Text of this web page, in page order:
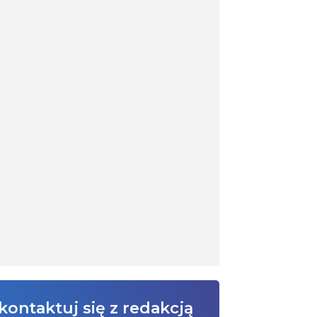
się z redakcją